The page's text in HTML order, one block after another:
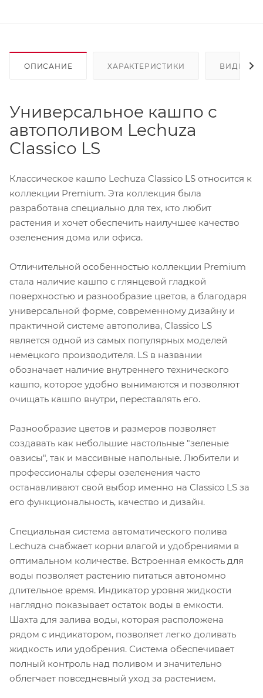
ОПИСАНИЕ ХАРАКТЕРИСТИКИ ВИДЕО
Универсальное кашпо с
автополивом Lechuza
Classico LS
Классическое кашпо Lechuza Classico LS относится к
коллекции Premium. Эта коллекция была
разработана специально для тех, кто любит
растения и хочет обеспечить наилучшее качество
озеленения дома или офиса.
Отличительной особенностью коллекции Premium
стала наличие кашпо с глянцевой гладкой
поверхностью и разнообразие цветов, а благодаря
универсальной форме, современному дизайну и
практичной системе автополива, Classico LS
является одной из самых популярных моделей
немецкого производителя. LS в названии
обозначает наличие внутреннего технического
кашпо, которое удобно вынимаются и позволяют
очищать кашпо внутри, переставлять его.
Разнообразие цветов и размеров позволяет
создавать как небольшие настольные "зеленые
оазисы", так и массивные напольные. Любители и
профессионалы сферы озеленения часто
останавливают свой выбор именно на Classico LS за
его функциональность, качество и дизайн.
Специальная система автоматического полива
Lechuza снабжает корни влагой и удобрениями в
оптимальном количестве. Встроенная емкость для
воды позволяет растению питаться автономно
длительное время. Индикатор уровня жидкости
наглядно показывает остаток воды в емкости.
Шахта для залива воды, которая расположена
рядом с индикатором, позволяет легко доливать
жидкость или удобрения. Система обеспечивает
полный контроль над поливом и значительно
облегчает повседневный уход за растением.